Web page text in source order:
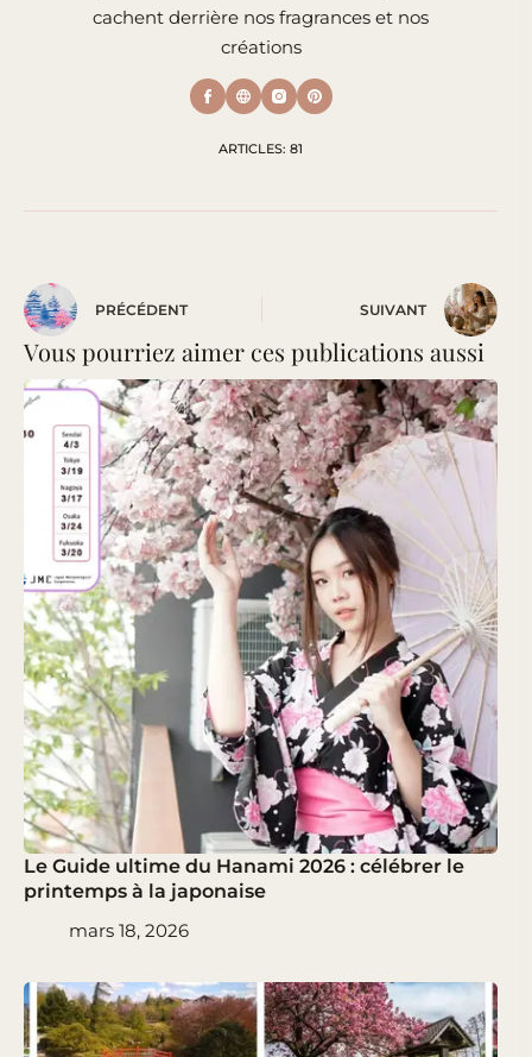
cachent derrière nos fragrances et nos
créations
ARTICLES: 81
PRÉCÉDENT SUIVANT
Vous pourriez aimer ces publications aussi
Le Guide ultime du Hanami 2026 : célébrer le
printemps à la japonaise
mars 18, 2026